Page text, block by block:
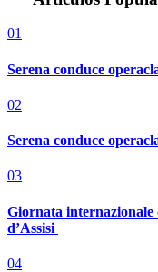
01
Serena conduce
02
Serena conduce
03
Giornata internazionale
d’Assisi
04